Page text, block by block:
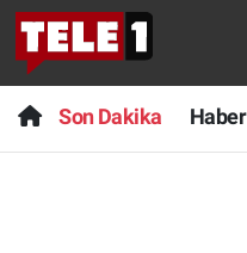
Son Dakika Haber
Anında Manşet
Başka Sohbetler
Son Dakika
Haber
Nöbetçi Eczaneler
Hava Durumu